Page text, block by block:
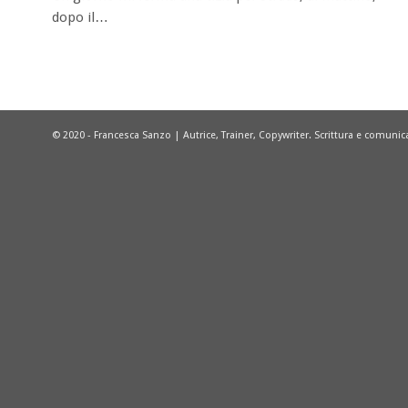
dopo il…
© 2020 - Francesca Sanzo | Autrice, Trainer, Copywriter. Scrittura e